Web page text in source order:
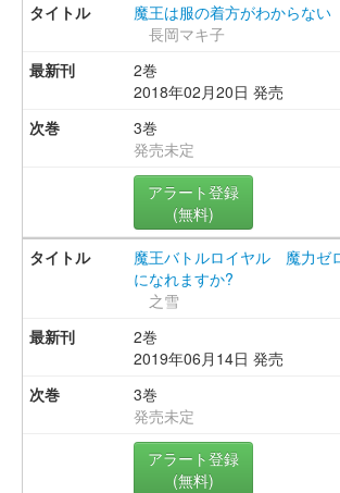
魔王は服の着方がわからない
長岡マキ子
2巻
2018年02月20日 発売
3巻
発売未定
アラート登録
(無料)
魔王バトルロイヤル 魔力ゼ
になれますか?
之雪
2巻
2019年06月14日 発売
3巻
発売未定
アラート登録
(無料)